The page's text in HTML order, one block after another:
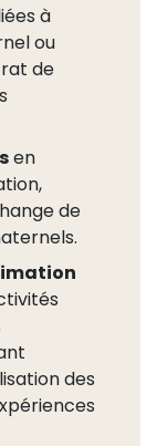
à
ou
de
en
de
des